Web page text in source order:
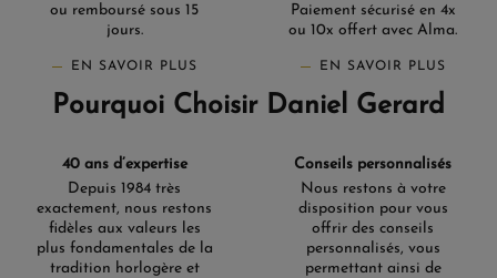
ou remboursé sous 15
jours.
EN SAVOIR PLUS
Paiement sécurisé en 4x
ou 10x offert avec Alma.
EN SAVOIR PLUS
Pourquoi Choisir Daniel Gerard
40 ans d’expertise
Depuis 1984 très
exactement, nous restons
fidèles aux valeurs les
plus fondamentales de la
tradition horlogère et
Conseils personnalisés
Nous restons à votre
disposition pour vous
offrir des conseils
personnalisés, vous
permettant ainsi de